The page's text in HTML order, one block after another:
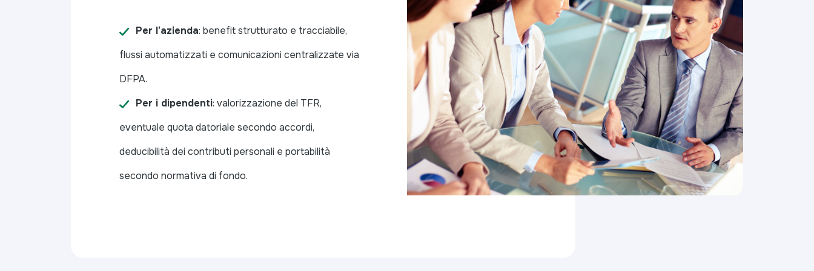
Per l’azienda: benefit strutturato e tracciabile,
flussi automatizzati e comunicazioni centralizzate via
DFPA.
Per i dipendenti: valorizzazione del TFR,
eventuale quota datorialе secondo accordi,
deducibilità dei contributi personali e portabilità
secondo normativa di fondo.